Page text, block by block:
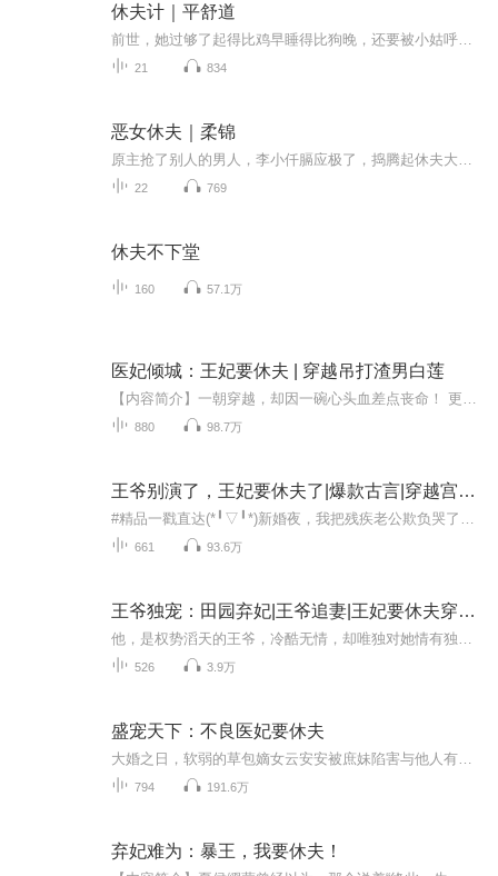
休夫计｜平舒道
21 834
恶女休夫｜柔锦
22 769
休夫不下堂
160 57.1万
医妃倾城：王妃要休夫 | 穿越吊打渣男白莲
880 98.7万
王爷别演了，王妃要休夫了|爆款古言|穿越宫斗女强
661 93.6万
王爷独宠：田园弃妃|王爷追妻|王妃要休夫穿越权谋
526 3.9万
盛宠天下：不良医妃要休夫
794 191.6万
弃妃难为：暴王，我要休夫！